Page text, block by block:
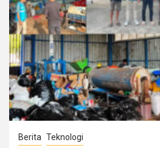
Berita Teknologi